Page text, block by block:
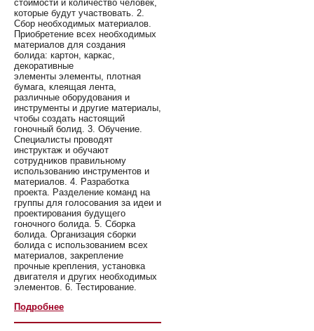
стоимости и количество человек,
которые будут участвовать. 2.
Сбор необходимых материалов.
Приобретение всех необходимых
материалов для создания
болида: картон, каркас,
декоративные
элементы элементы, плотная
бумага, клеящая лента,
различные оборудования и
инструменты и другие материалы,
чтобы создать настоящий
гоночный болид. 3. Обучение.
Специалисты проводят
инструктаж и обучают
сотрудников правильному
использованию инструментов и
материалов. 4. Разработка
проекта. Разделение команд на
группы для голосования за идеи и
проектирования будущего
гоночного болида. 5. Сборка
болида. Организация сборки
болида с использованием всех
материалов, закрепление
прочные крепления, установка
двигателя и других необходимых
элементов. 6. Тестирование.
Подробнее